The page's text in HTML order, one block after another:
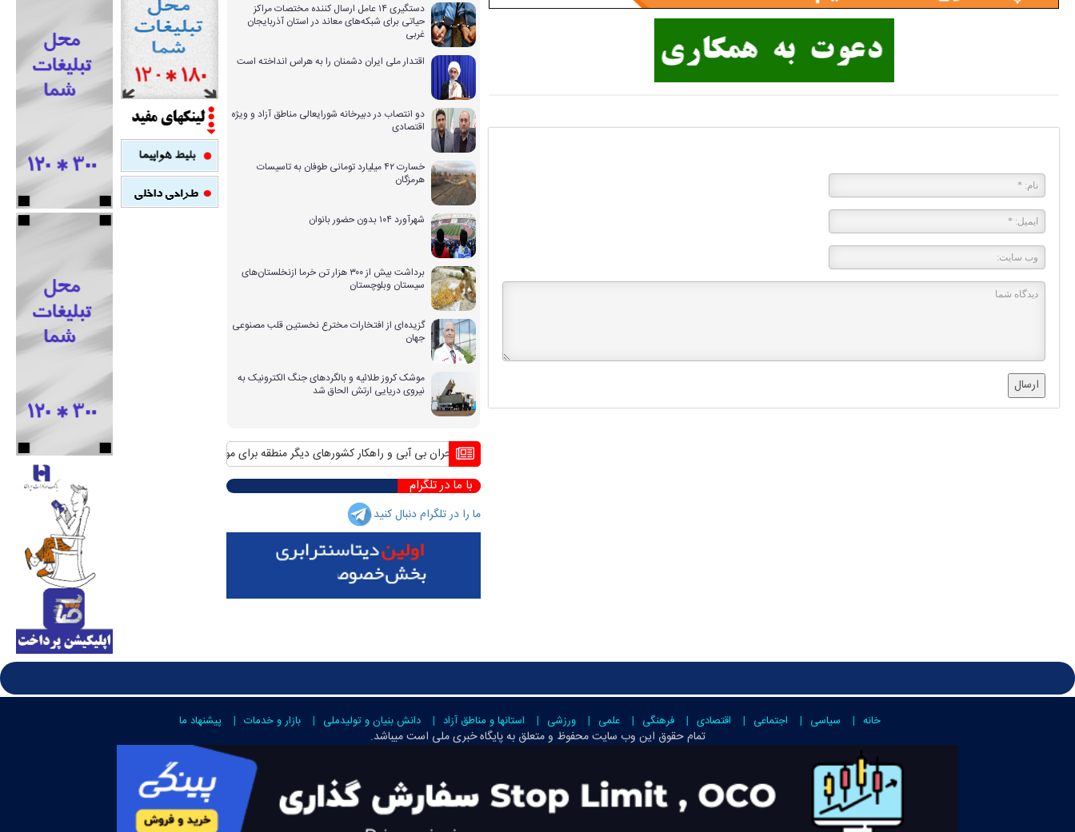
ارسال
دستگیری ۱۴ عامل ارسال کننده مختصات مراکز
حیاتی برای شبکه‌های معاند در استان آذربایجان
غربی
اقتدار ملی ایران دشمنان را به هراس انداخته است
دو انتصاب در دبیرخانه شورایعالی مناطق آزاد و ویژه
اقتصادی
خسارت ۴۲ میلیارد تومانی طوفان به تاسیسات
هرمزگان
شهرآورد ۱۰۴ بدون حضور بانوان
برداشت بیش از ۳۰۰ هزار تن خرما ازنخلستان‌های
سیستان وبلوچستان
گزیده‌ای از افتخارات مخترع نخستین قلب مصنوعی
جهان
موشک کروز طلائیه و بالگردهای جنگ الکترونیک به
نیروی دریایی ارتش الحاق شد
بحران بی آبی و راهکار کشورهای دیگر منطقه برای مواجهه با آن منافع پایدار ایران در شانگهای چیست؟
با ما در تلگرام
ما را در تلگرام دنبال کنید
خانه سیاسی اجتماعی اقتصادی فرهنگی علمی ورزشی استانها و مناطق آزاد دانش بنیان و تولیدملی بازار و خدمات پیشنهاد ما
تمام حقوق این وب سایت محفوظ و متعلق بهپایگاه خبری ملی استمیباشد.